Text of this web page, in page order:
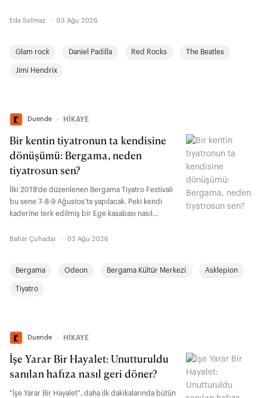
Angeles’taki hayatını, 70’lerin parlatılmamış çiğ
Eda Solmaz · 03 Ağu 2026
Glam rock Daniel Padilla Red Rocks The Beatles
Jimi Hendrix
Duende ∙ HİKAYE
Bir kentin tiyatronun ta kendisine
dönüşümü: Bergama, neden
tiyatrosun sen?
İlki 2018’de düzenlenen Bergama Tiyatro Festivali
bu sene 7-8-9 Ağustos’ta yapılacak. Peki kendi
kaderine terk edilmiş bir Ege kasabası nasıl
yerelden yükselen umudun ta kendisine dönüştü?
Bahar Çuhadar · 03 Ağu 2026
Bergama Odeon Bergama Kültür Merkezi Asklepion
Tiyatro
Duende ∙ HİKAYE
İşe Yarar Bir Hayalet: Unutturuldu
sanılan hafıza nasıl geri döner?
"İşe Yarar Bir Hayalet", daha ilk dakikalarında bütün